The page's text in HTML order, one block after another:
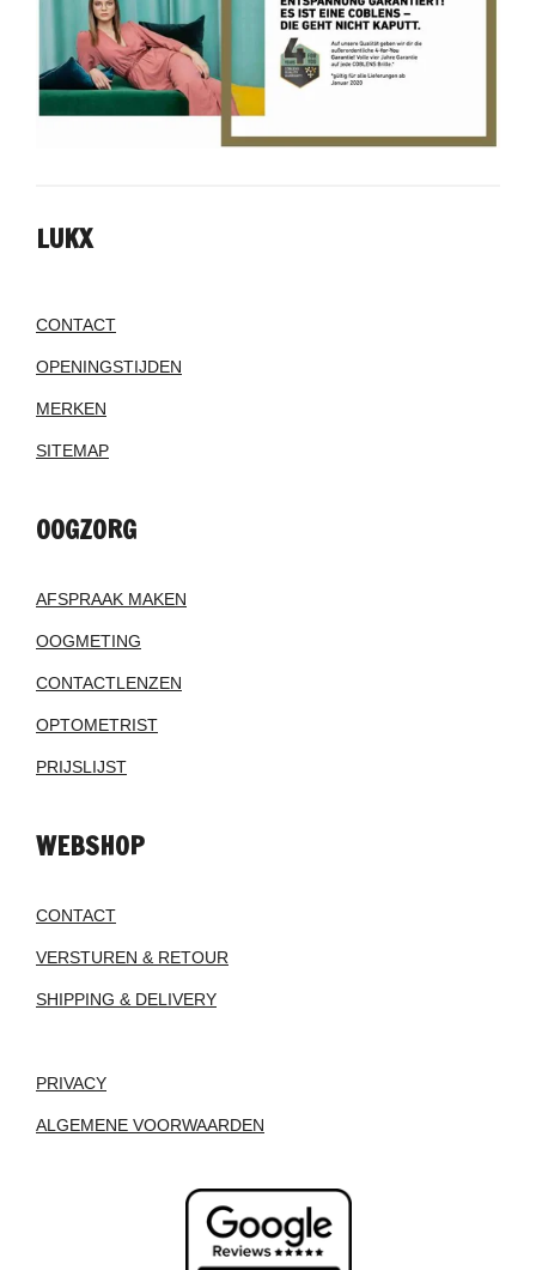
LUKX
CONTACT
OPENINGSTIJDEN
MERKEN
SITEMAP
OOGZORG
AFSPRAAK MAKEN
OOGMETING
CONTACTLENZEN
OPTOMETRIST
PRIJSLIJST
WEBSHOP
CONTACT
VERSTUREN & RETOUR
SHIPPING & DELIVERY
PRIVACY
ALGEMENE VOORWAARDEN